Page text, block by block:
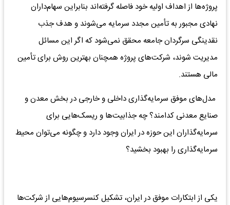
پروژه‌ها از اهداف اولیه خود فاصله گرفته‌اند بنابراین سهام‌داران
نهادی مجبور به تأمین مجدد سرمایه می‌شوند و هدف جذب
نقدینگی سرگردان جامعه محقق نمی‌شود که اگر این مسائل
مدیریت شوند، شرکت‌های پروژه همچنان بهترین روش برای تأمین
مالی هستند.
مدل‌های موفق سرمایه‌گذاری داخلی و خارجی در بخش معدن و
صنایع معدنی کدامند؟ چه جذابیت‌ها و ریسک‌هایی برای
سرمایه‌گذاران این حوزه در ایران وجود دارد و چگونه می‌توان محیط
سرمایه‌گذاری را بهبود بخشید؟
یکی از ابتکارات موفق در ایران، تشکیل کنسرسیوم‌هایی از شرکت‌ها